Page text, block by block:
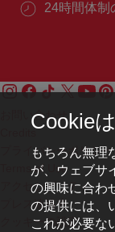
24時間体制
お問い合わせ
Credits
プライバシーポリシー
Terms of Use
アクセシビリティ
プレス連絡先
クッキーの設定
Cookie
もちろん無理
が、ウェブサ
の興味に合わ
の提供には、
これが必要な